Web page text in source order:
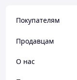
Покупателям
Продавцам
О нас